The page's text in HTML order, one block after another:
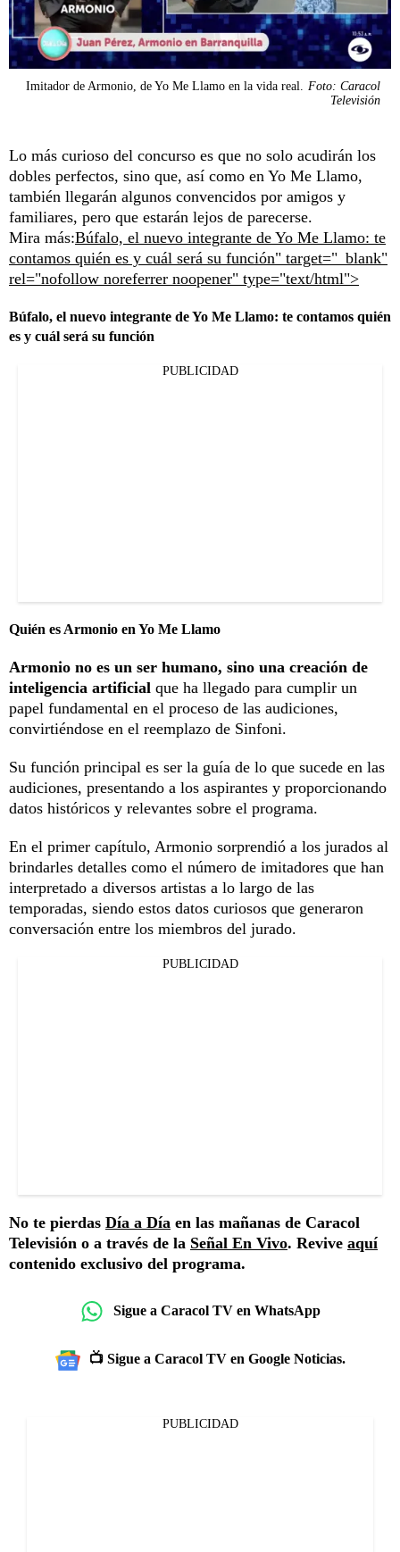
Imitador de Armonio, de Yo Me Llamo en la vida real.
Foto: Caracol
Televisión
Lo más curioso del concurso es que no solo acudirán los
dobles perfectos, sino que, así como en Yo Me Llamo,
también llegarán algunos convencidos por amigos y
familiares, pero que estarán lejos de parecerse.
Mira más:Búfalo, el nuevo integrante de Yo Me Llamo: te
contamos quién es y cuál será su función" target="_blank"
rel="nofollow noreferrer noopener" type="text/html">
Búfalo, el nuevo integrante de Yo Me Llamo: te contamos quién
es y cuál será su función
PUBLICIDAD
Quién es Armonio en Yo Me Llamo
Armonio no es un ser humano, sino una creación de
inteligencia artificial que ha llegado para cumplir un
papel fundamental en el proceso de las audiciones,
convirtiéndose en el reemplazo de Sinfoni.
Su función principal es ser la guía de lo que sucede en las
audiciones, presentando a los aspirantes y proporcionando
datos históricos y relevantes sobre el programa.
En el primer capítulo, Armonio sorprendió a los jurados al
brindarles detalles como el número de imitadores que han
interpretado a diversos artistas a lo largo de las
temporadas, siendo estos datos curiosos que generaron
conversación entre los miembros del jurado.
PUBLICIDAD
No te pierdas Día a Día en las mañanas de Caracol
Televisión o a través de la Señal En Vivo. Revive aquí
contenido exclusivo del programa.
Sigue a Caracol TV en WhatsApp
📺 Sigue a Caracol TV en Google Noticias.
PUBLICIDAD